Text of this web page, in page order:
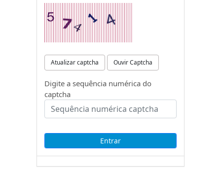
Atualizar captcha Ouvir Captcha
Digite a sequência numérica do
captcha